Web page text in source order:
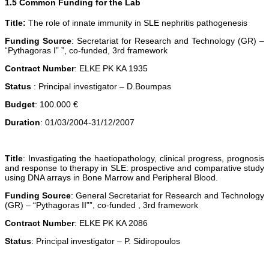
1.5 Common Funding for the Lab
Title: The role of innate immunity in SLE nephritis pathogenesis
Funding Source: Secretariat for Research and Technology (GR) –
“Pythagoras I” ”, co-funded, 3rd framework
Contract Number: ELKE PK KA 1935
Status : Principal investigator – D.Boumpas
Budget: 100.000 €
Duration: 01/03/2004-31/12/2007
Title: Invastigating the haetiopathology, clinical progress, prognosis
and response to therapy in SLE: prospective and comparative study
using DNA arrays in Bone Marrow and Peripheral Blood.
Funding Source: General Secretariat for Research and Technology
(GR) – “Pythagoras II””, co-funded , 3rd framework
Contract Number: ELKE PK KA 2086
Status: Principal investigator – P. Sidiropoulos